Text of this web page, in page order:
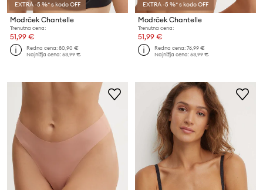
EXTRA -5 %* s kodo OFF
Modrček Chantelle
Trenutna cena:
51,99 €
Redna cena:80,90 €
Najnižja cena:53,99 €
EXTRA -5 %* s kodo OFF
Modrček Chantelle
Trenutna cena:
51,99 €
Redna cena:76,99 €
Najnižja cena:53,99 €